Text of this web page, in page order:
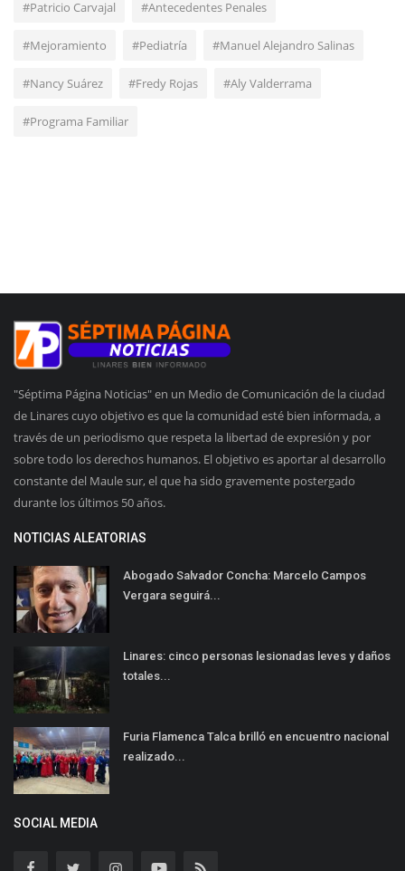
#Patricio Carvajal #Antecedentes Penales
#Mejoramiento #Pediatría #Manuel Alejandro Salinas
#Nancy Suárez #Fredy Rojas #Aly Valderrama
#Programa Familiar
"Séptima Página Noticias" en un Medio de Comunicación de la ciudad
de Linares cuyo objetivo es que la comunidad esté bien informada, a
través de un periodismo que respeta la libertad de expresión y por
sobre todo los derechos humanos. El objetivo es aportar al desarrollo
constante del Maule sur, el que ha sido gravemente postergado
durante los últimos 50 años.
NOTICIAS ALEATORIAS
Abogado Salvador Concha: Marcelo Campos
Vergara seguirá...
Linares: cinco personas lesionadas leves y daños
totales...
Furia Flamenca Talca brilló en encuentro nacional
realizado...
SOCIAL MEDIA